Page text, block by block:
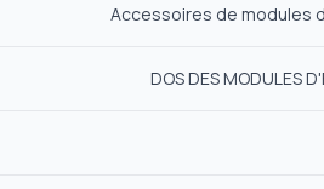
Accessoires de modules
DOS DES MODULES